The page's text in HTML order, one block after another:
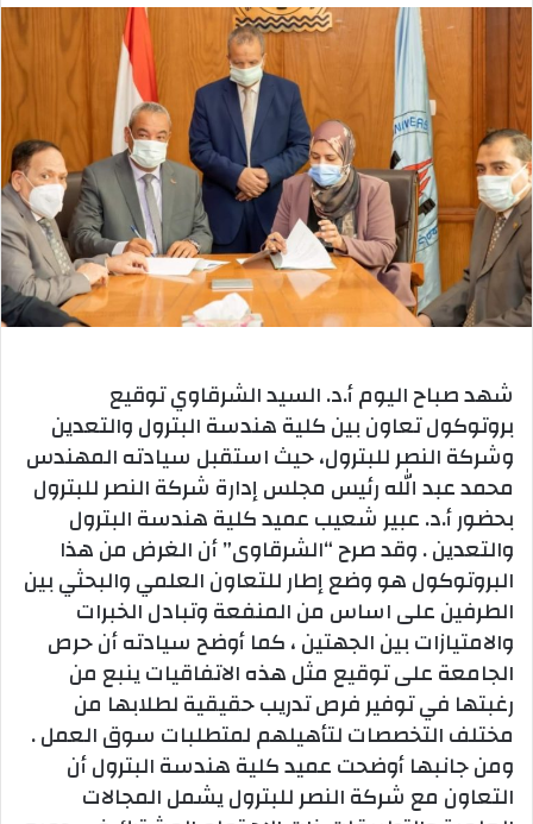
إلكترونيا
شهد صباح اليوم أ.د. السيد الشرقاوي توقيع
بروتوكول تعاون بين كلية هندسة البترول والتعدين
وشركة النصر للبترول، حيث استقبل سيادته المهندس
محمد عبد الله رئيس مجلس إدارة شركة النصر للبترول
بحضور أ.د. عبير شعيب عميد كلية هندسة البترول
والتعدين . وقد صرح “الشرقاوى” أن الغرض من هذا
البروتوكول هو وضع إطار للتعاون العلمي والبحثي بين
الطرفين على اساس من المنفعة وتبادل الخبرات
والامتيازات بين الجهتين ، كما أوضح سيادته أن حرص
الجامعة على توقيع مثل هذه الاتفاقيات ينبع من
رغبتها في توفير فرص تدريب حقيقية لطلابها من
مختلف التخصصات لتأهيلهم لمتطلبات سوق العمل .
ومن جانبها أوضحت عميد كلية هندسة البترول أن
التعاون مع شركة النصر للبترول يشمل المجالات